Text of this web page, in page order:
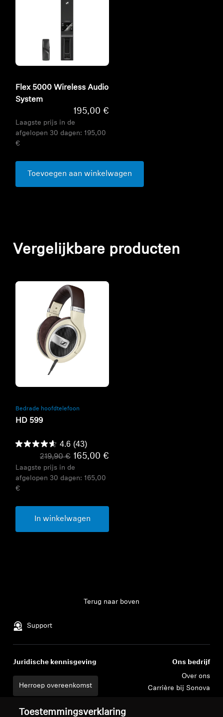
Flex 5000 Wireless Audio
System
195,00 €
Laagste prijs in de
afgelopen 30 dagen: 195,00
€
Toevoegen aan winkelwagen
Vergelijkbare producten
Bedrade hoofdtelefoon
HD 599
4.6 (43)
219,90 € 165,00 €
Laagste prijs in de
afgelopen 30 dagen: 165,00
€
In winkelwagen
Support
Terug naar boven
Juridische kennisgeving
Herroep overeenkomst
Algemene verkoopvoorwaarden
Ons bedrijf
Over ons
Carrière bij Sonova
Toestemmingsverklaring